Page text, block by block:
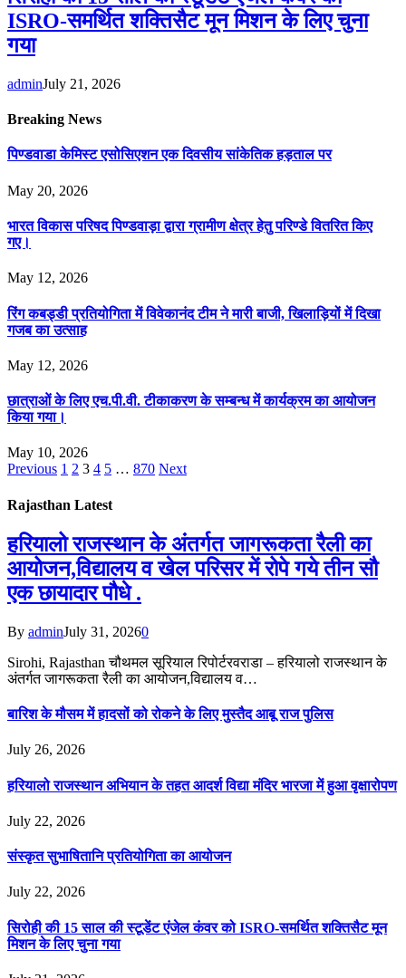
ISRO-समर्थित शक्तिसैट मून मिशन के लिए चुना
गया
adminJuly 21, 2026
Breaking News
पिण्डवाडा केमिस्ट एसोसिएशन एक दिवसीय सांकेतिक हड़ताल पर
May 20, 2026
भारत विकास परिषद पिण्डवाड़ा द्वारा ग्रामीण क्षेत्र हेतु परिण्डे वितरित किए
गए।
May 12, 2026
रिंग कबड्डी प्रतियोगिता में विवेकानंद टीम ने मारी बाजी, खिलाड़ियों में दिखा
गजब का उत्साह
May 12, 2026
छात्राओं के लिए एच.पी.वी. टीकाकरण के सम्बन्ध में कार्यक्रम का आयोजन
किया गया।
May 10, 2026
Previous 1 2 3 4 5 … 870 Next
Rajasthan Latest
हरियालो राजस्थान के अंतर्गत जागरूकता रैली का
आयोजन,विद्यालय व खेल परिसर में रोपे गये तीन सौ
एक छायादार पौधे .
By adminJuly 31, 20260
Sirohi, Rajasthan चौथमल सूरियाल रिपोर्टरवराडा – हरियालो राजस्थान के
अंतर्गत जागरूकता रैली का आयोजन,विद्यालय व…
बारिश के मौसम में हादसों को रोकने के लिए मुस्तैद आबू राज पुलिस
July 26, 2026
हरियालो राजस्थान अभियान के तहत आदर्श विद्या मंदिर भारजा में हुआ वृक्षारोपण
July 22, 2026
संस्कृत सुभाषितानि प्रतियोगिता का आयोजन
July 22, 2026
सिरोही की 15 साल की स्टूडेंट एंजेल कंवर को ISRO-समर्थित शक्तिसैट मून
मिशन के लिए चुना गया